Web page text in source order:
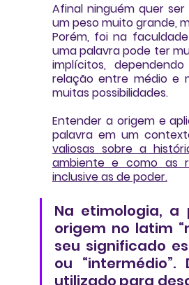
Afinal ninguém quer
um peso muito grande,
Porém, foi na
uma palavra pode ter
implícitos,
relação entre médio e
muitas possibilidades.
Entender a origem e
palavra em um
valiosas sobre a
ambiente e como as
inclusive as de poder.
Na etimologia, a
origem no latim
seu significado
ou
utilizado para